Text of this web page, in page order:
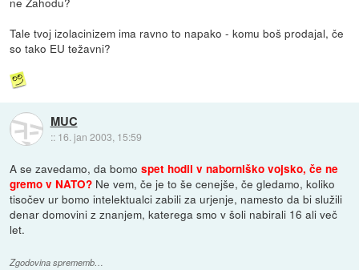
Tale tvoj izolacinizem ima ravno to napako - komu boš prodajal, če
so tako EU težavni?
MUC
:: 16. jan 2003, 15:59
A se zavedamo, da bomospet hodil v naborniško vojsko, če ne
gremo v NATO? Ne vem, če je to še cenejše, če gledamo, koliko
tisočev ur bomo intelektualci zabili za urjenje, namesto da bi služili
denar domovini z znanjem, katerega smo v šoli nabirali 16 ali več
let.
Zgodovina sprememb…